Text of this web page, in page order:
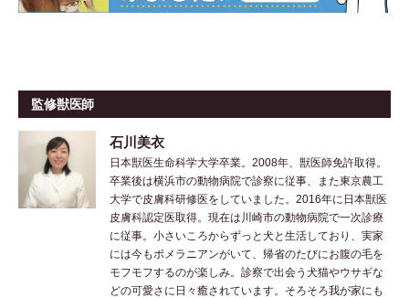
監修獣医師
石川美衣
日本獣医生命科学大学卒業。2008年、獣医師免許取得。
卒業後は横浜市の動物病院で診察に従事、また東京農工
大学で皮膚科研修医をしていました。2016年に日本獣医
皮膚科認定医取得。現在は川崎市の動物病院で一次診療
に従事。小さいころからずっと犬と生活しており、実家
には今もポメラニアンがいて、帰省のたびにお腹の毛を
モフモフするのが楽しみ。診察で出会う犬猫やウサギな
どの可愛さに日々癒されています。そろそろ我が家にも